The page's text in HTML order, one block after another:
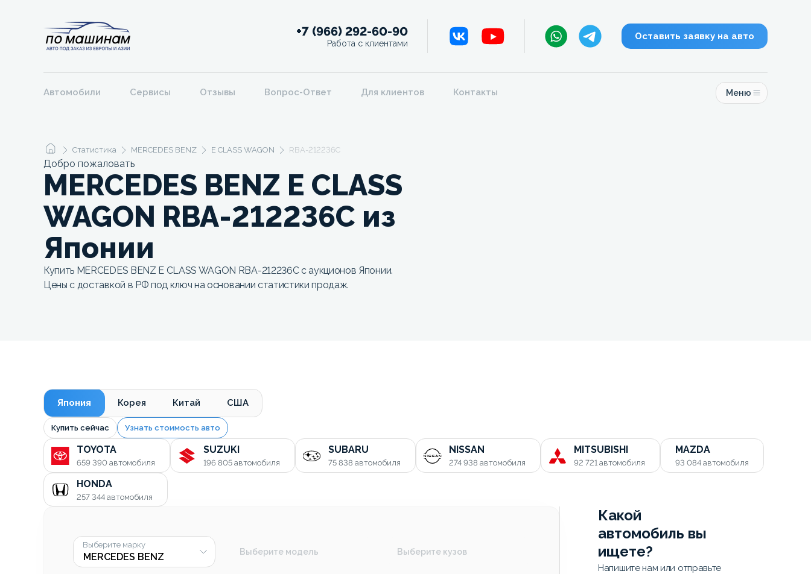
+7 (966) 292-60-90
Работа с клиентами
Оставить заявку на авто
Автомобили Сервисы Отзывы Вопрос-Ответ Для клиентов Контакты Меню
Статистика MERCEDES BENZ E CLASS WAGON RBA-212236C
Добро пожаловать
MERCEDES BENZ E CLASS
WAGON RBA-212236C из
Японии
Купить MERCEDES BENZ E CLASS WAGON RBA-212236C с аукционов Японии.
Цены с доставкой в РФ под ключ на основании статистики продаж.
Япония Корея Китай США
Купить сейчас Узнать стоимость авто
TOYOTA
659 390 автомобиля
SUZUKI
196 805 автомобиля
SUBARU
75 838 автомобиля
NISSAN
274 938 автомобиля
MITSUBISHI
92 721 автомобиля
MAZDA
93 084 автомобиля
HONDA
257 344 автомобиля
Выберите марку
Выберите модель Выберите кузов
Какой
автомобиль вы
ищете?
Напишите нам или отправьте